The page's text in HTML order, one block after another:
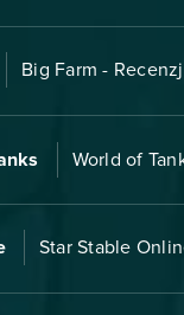
Big Farm -
World of
Star Stable